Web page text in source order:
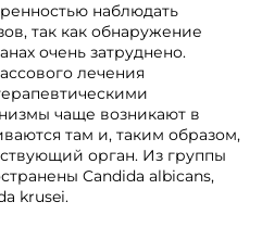
наблюдать
так как обнаружение
очень затруднено.
лечения
чаще возникают в
там и, таким образом,
орган. Из группы
Candida albicans,
krusei.